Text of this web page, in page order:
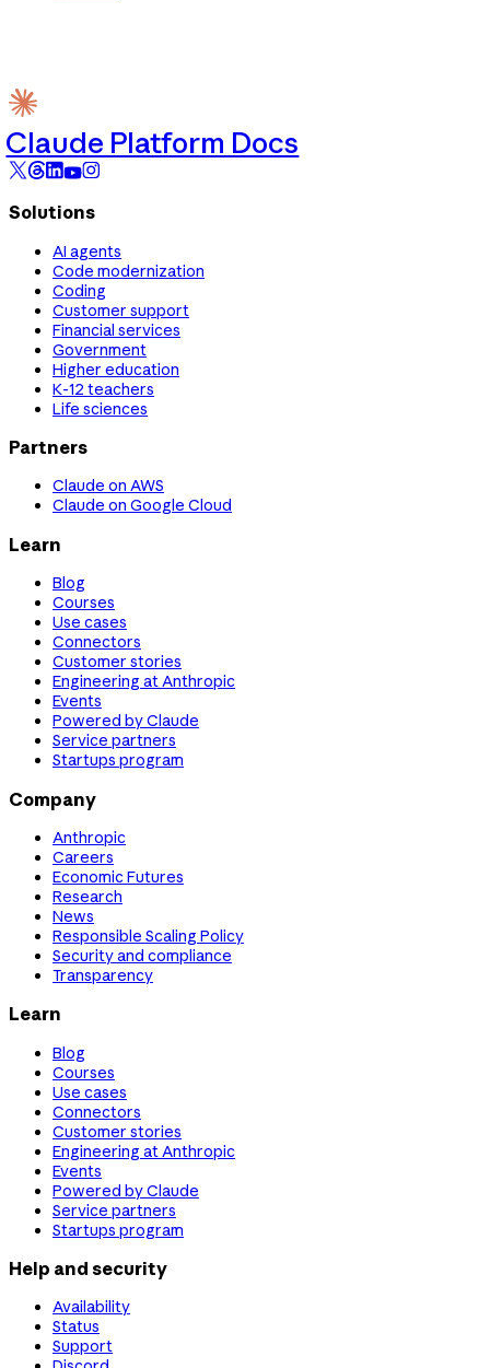
Claude Platform Docs
Solutions
AI agents
Code modernization
Coding
Customer support
Financial services
Government
Higher education
K-12 teachers
Life sciences
Partners
Claude on AWS
Claude on Google Cloud
Learn
Blog
Courses
Use cases
Connectors
Customer stories
Engineering at Anthropic
Events
Powered by Claude
Service partners
Startups program
Company
Anthropic
Careers
Economic Futures
Research
News
Responsible Scaling Policy
Security and compliance
Transparency
Learn
Blog
Courses
Use cases
Connectors
Customer stories
Engineering at Anthropic
Events
Powered by Claude
Service partners
Startups program
Help and security
Availability
Status
Support